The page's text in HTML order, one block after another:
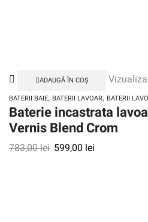
ADAUGĂ ÎN COȘ
BATERII BAIE, BATERII LAVOAR, BATERII
Baterie incastrata
Vernis Blend Crom
783,00lei 599,00 lei